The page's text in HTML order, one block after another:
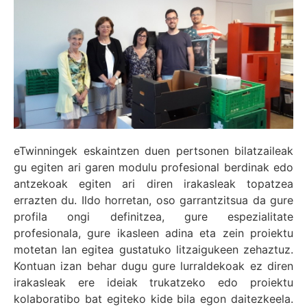
eTwinningek eskaintzen duen pertsonen bilatzaileak
gu egiten ari garen modulu profesional berdinak edo
antzekoak egiten ari diren irakasleak topatzea
errazten du. Ildo horretan, oso garrantzitsua da gure
profila ongi definitzea, gure espezialitate
profesionala, gure ikasleen adina eta zein proiektu
motetan lan egitea gustatuko litzaigukeen zehaztuz.
Kontuan izan behar dugu gure lurraldekoak ez diren
irakasleak ere ideiak trukatzeko edo proiektu
kolaboratibo bat egiteko kide bila egon daitezkeela.